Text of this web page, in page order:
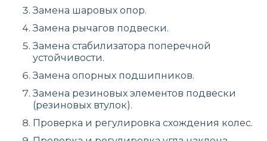
Замена шаровых опор.
Замена рычагов подвески.
Замена стабилизатора поперечной
устойчивости.
Замена опорных подшипников.
Замена резиновых элементов подвески
(резиновых втулок).
Проверка и регулировка схождения колес.